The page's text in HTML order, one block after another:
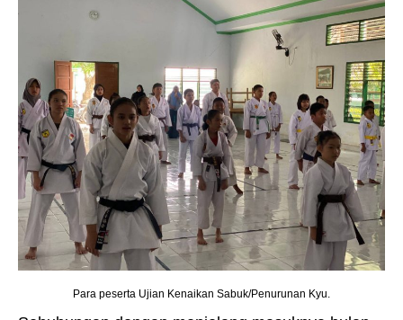
Para peserta Ujian Kenaikan Sabuk/Penurunan Kyu.